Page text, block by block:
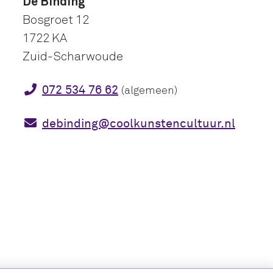
Bosgroet 12
1722 KA
Zuid-Scharwoude
072 534 76 62 (algemeen)
debinding@coolkunstencultuur.nl